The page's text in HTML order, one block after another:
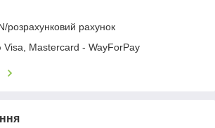
розрахунковий рахунок
Visa, Mastercard - WayForPay